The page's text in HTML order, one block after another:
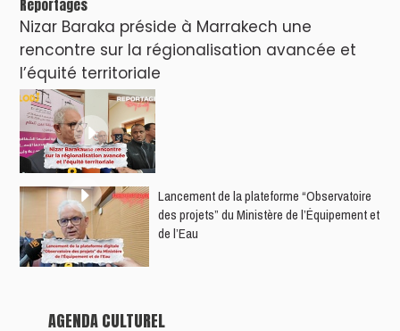
Reportages
Nizar Baraka préside à Marrakech une
rencontre sur la régionalisation avancée et
l’équité territoriale
​Lancement de la plateforme “Observatoire
des projets” du Ministère de l’Équipement et
de l’Eau
AGENDA CULTUREL